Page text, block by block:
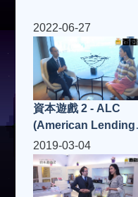
2022-06-27
資本遊戲 2 - ALC
(American Lending
Centre) 美國投資移民
專家
2019-03-04